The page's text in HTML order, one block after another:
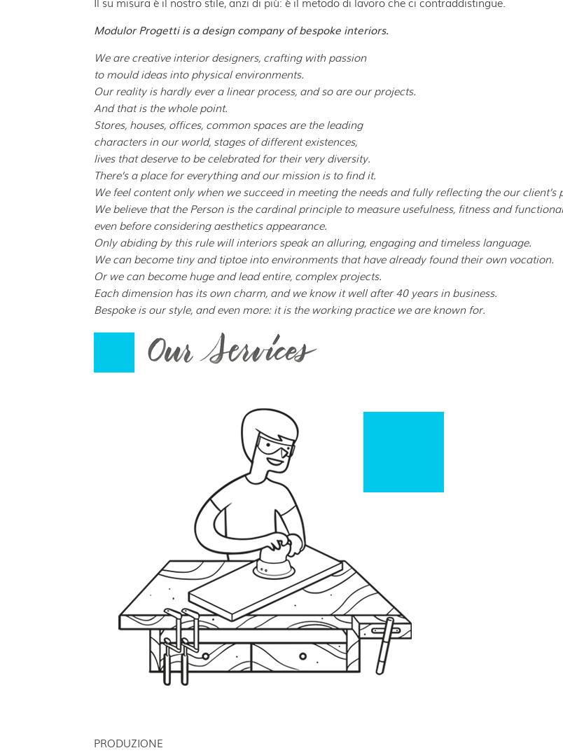
Modulor Progetti is a design company of bespoke interiors.
We are creative interior designers, crafting with passion
to mould ideas into physical environments.
Our reality is hardly ever a linear process, and so are our projects.
And that is the whole point.
Stores, houses, offices, common spaces are the leading
characters in our world, stages of different existences,
lives that deserve to be celebrated for their very diversity.
There’s a place for everything and our mission is to find it.
We feel content only when we succeed in meeting the needs and fully reflecting the our client’s
We believe that the Person is the cardinal principle to measure usefulness, fitness and
even before considering aesthetics appearance.
Only abiding by this rule will interiors speak an alluring, engaging and timeless language.
We can become tiny and tiptoe into environments that have already found their own vocation.
Or we can become huge and lead entire, complex projects.
Each dimension has its own charm, and we know it well after 40 years in business.
Bespoke is our style, and even more:it is the working practice we are known for.
PRODUZIONE